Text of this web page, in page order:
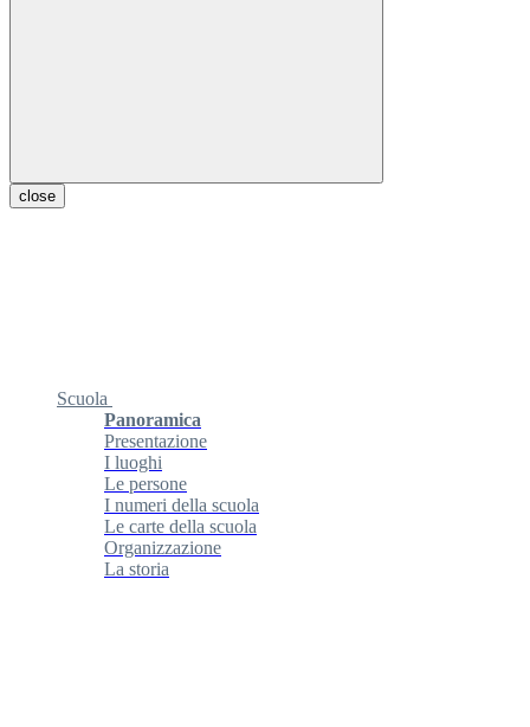
close
Scuola
Panoramica
Presentazione
I luoghi
Le persone
I numeri della scuola
Le carte della scuola
Organizzazione
La storia